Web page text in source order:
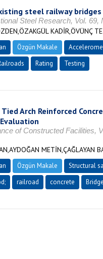
steel railway bridges
Steel Research, Vol.
KADİR,ÖVÜNÇ
Özgün Makale
Rating Testing
Arch Reinforced
of Constructed Facilities,
METİN,ÇAĞLAYAN
Özgün Makale Structural
railroad concrete